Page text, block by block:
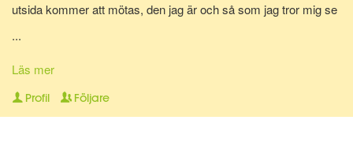
utsida kommer att mötas, den jag är och så som jag tror mig se
Det hårda arbetet och den stränga disciplinen ger resultat och vi
möts, där i spegeln. Men...så händer något, livet ger mig en hård
knuff och jag faller. Faller för frestelsen och utför bergets kant.
...
Läs mer
Profil Följare